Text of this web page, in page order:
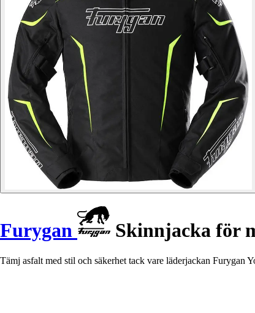
Furygan Skinnjacka för
Tämj asfalt med stil och säkerhet tack vare läderjackan Furygan